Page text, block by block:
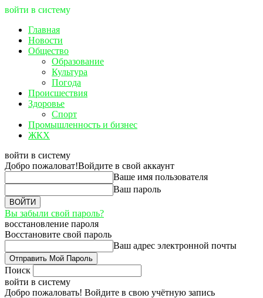
войти в систему
Главная
Новости
Общество
Образование
Культура
Погода
Происшествия
Здоровье
Спорт
Промышленность и бизнес
ЖКХ
войти в систему
Добро пожаловат!Войдите в свой аккаунт
Ваше имя пользователя
Ваш пароль
Вы забыли свой пароль?
восстановление пароля
Восстановите свой пароль
Ваш адрес электронной почты
Поиск
войти в систему
Добро пожаловать! Войдите в свою учётную запись